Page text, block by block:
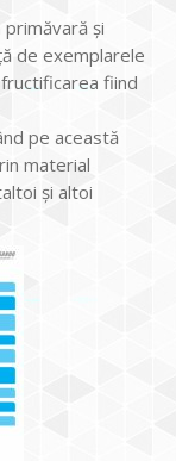
și
de exemplarele
fiind
pe această
material
și altoi